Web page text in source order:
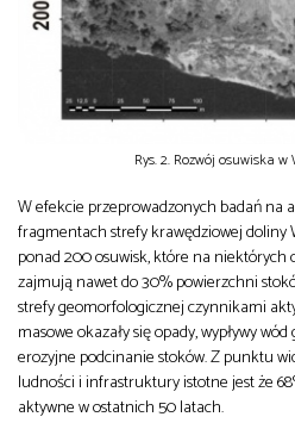
Rys. 2. Rozwój osuwiska w
W efekcie przeprowadzonych badań na
fragmentach strefy krawędziowej doliny
ponad 200 osuwisk, które na niektórych
zajmują nawet do 30% powierzchni
strefy geomorfologicznej czynnikami
masowe okazały się opady, wypływy
erozyjne podcinanie stoków. Z punktu
ludności i infrastruktury istotne jest że
aktywne w ostatnich 50 latach.